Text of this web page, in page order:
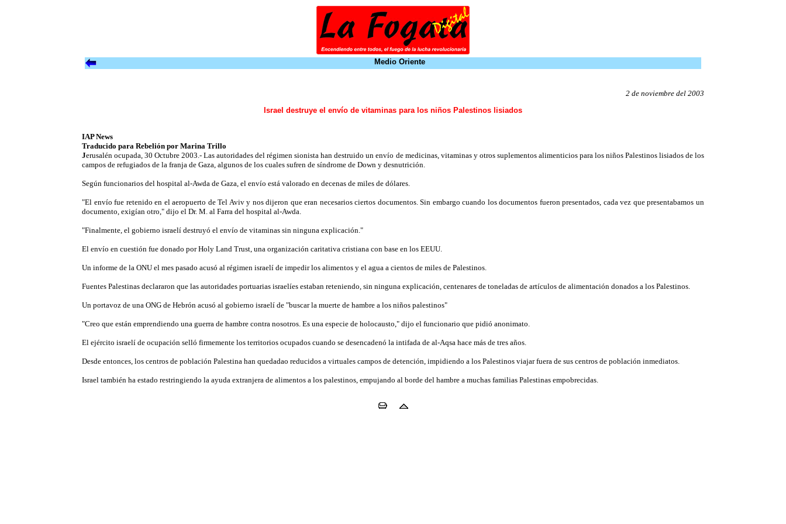
Medio Oriente
2 de noviembre del 2003
Israel destruye el envío de vitaminas para los niños Palestinos lisiados
IAP News
Traducido para Rebelión por Marina Trillo
Jerusalén ocupada, 30 Octubre 2003.- Las autoridades del régimen sionista han destruido un envío de medicinas, vitaminas y otros suplementos alimenticios para los niños Palestinos lisiados de los
campos de refugiados de la franja de Gaza, algunos de los cuales sufren de síndrome de Down y desnutrición.
Según funcionarios del hospital al-Awda de Gaza, el envío está valorado en decenas de miles de dólares.
"El envío fue retenido en el aeropuerto de Tel Aviv y nos dijeron que eran necesarios ciertos documentos. Sin embargo cuando los documentos fueron presentados, cada vez que presentabamos un
documento, exigían otro," dijo el Dr. M. al Farra del hospital al-Awda.
"Finalmente, el gobierno israelí destruyó el envío de vitaminas sin ninguna explicación."
El envío en cuestión fue donado por Holy Land Trust, una organización caritativa cristiana con base en los EEUU.
Un informe de la ONU el mes pasado acusó al régimen israelí de impedir los alimentos y el agua a cientos de miles de Palestinos.
Fuentes Palestinas declararon que las autoridades portuarias israelíes estaban reteniendo, sin ninguna explicación, centenares de toneladas de artículos de alimentación donados a los Palestinos.
Un portavoz de una ONG de Hebrón acusó al gobierno israelí de "buscar la muerte de hambre a los niños palestinos"
"Creo que están emprendiendo una guerra de hambre contra nosotros. Es una especie de holocausto," dijo el funcionario que pidió anonimato.
El ejército israelí de ocupación selló firmemente los territorios ocupados cuando se desencadenó la intifada de al-Aqsa hace más de tres años.
Desde entonces, los centros de población Palestina han quedadao reducidos a virtuales campos de detención, impidiendo a los Palestinos viajar fuera de sus centros de población inmediatos.
Israel también ha estado restringiendo la ayuda extranjera de alimentos a los palestinos, empujando al borde del hambre a muchas familias Palestinas empobrecidas.